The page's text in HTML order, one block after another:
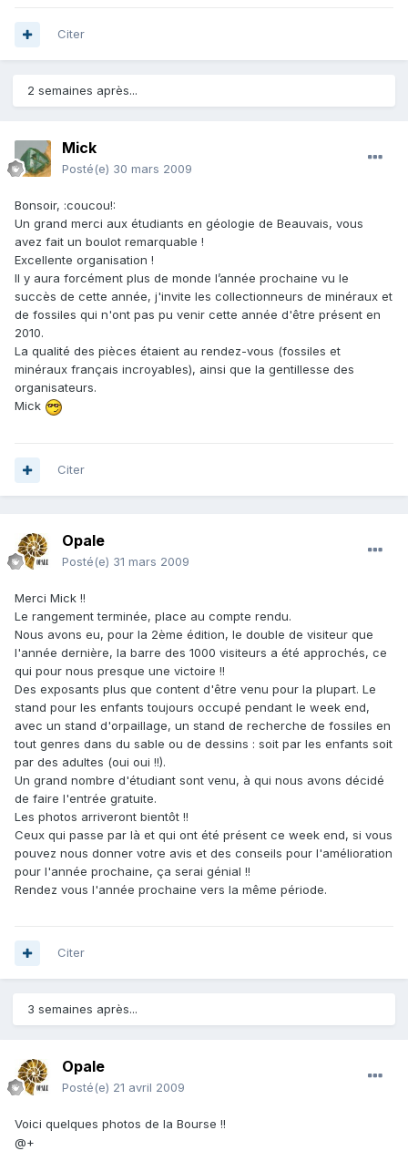
Citer
2 semaines après...
Mick
Posté(e) 30 mars 2009
Bonsoir, :coucou!:
Un grand merci aux étudiants en géologie de Beauvais, vous
avez fait un boulot remarquable !
Excellente organisation !
Il y aura forcément plus de monde l’année prochaine vu le
succès de cette année, j'invite les collectionneurs de minéraux et
de fossiles qui n'ont pas pu venir cette année d'être présent en
2010.
La qualité des pièces étaient au rendez-vous (fossiles et
minéraux français incroyables), ainsi que la gentillesse des
organisateurs.
Mick
Citer
Opale
Posté(e) 31 mars 2009
Merci Mick !!
Le rangement terminée, place au compte rendu.
Nous avons eu, pour la 2ème édition, le double de visiteur que
l'année dernière, la barre des 1000 visiteurs a été approchés, ce
qui pour nous presque une victoire !!
Des exposants plus que content d'être venu pour la plupart. Le
stand pour les enfants toujours occupé pendant le week end,
avec un stand d'orpaillage, un stand de recherche de fossiles en
tout genres dans du sable ou de dessins : soit par les enfants soit
par des adultes (oui oui !!).
Un grand nombre d'étudiant sont venu, à qui nous avons décidé
de faire l'entrée gratuite.
Les photos arriveront bientôt !!
Ceux qui passe par là et qui ont été présent ce week end, si vous
pouvez nous donner votre avis et des conseils pour l'amélioration
pour l'année prochaine, ça serai génial !!
Rendez vous l'année prochaine vers la même période.
Citer
3 semaines après...
Opale
Posté(e) 21 avril 2009
Voici quelques photos de la Bourse !!
@+